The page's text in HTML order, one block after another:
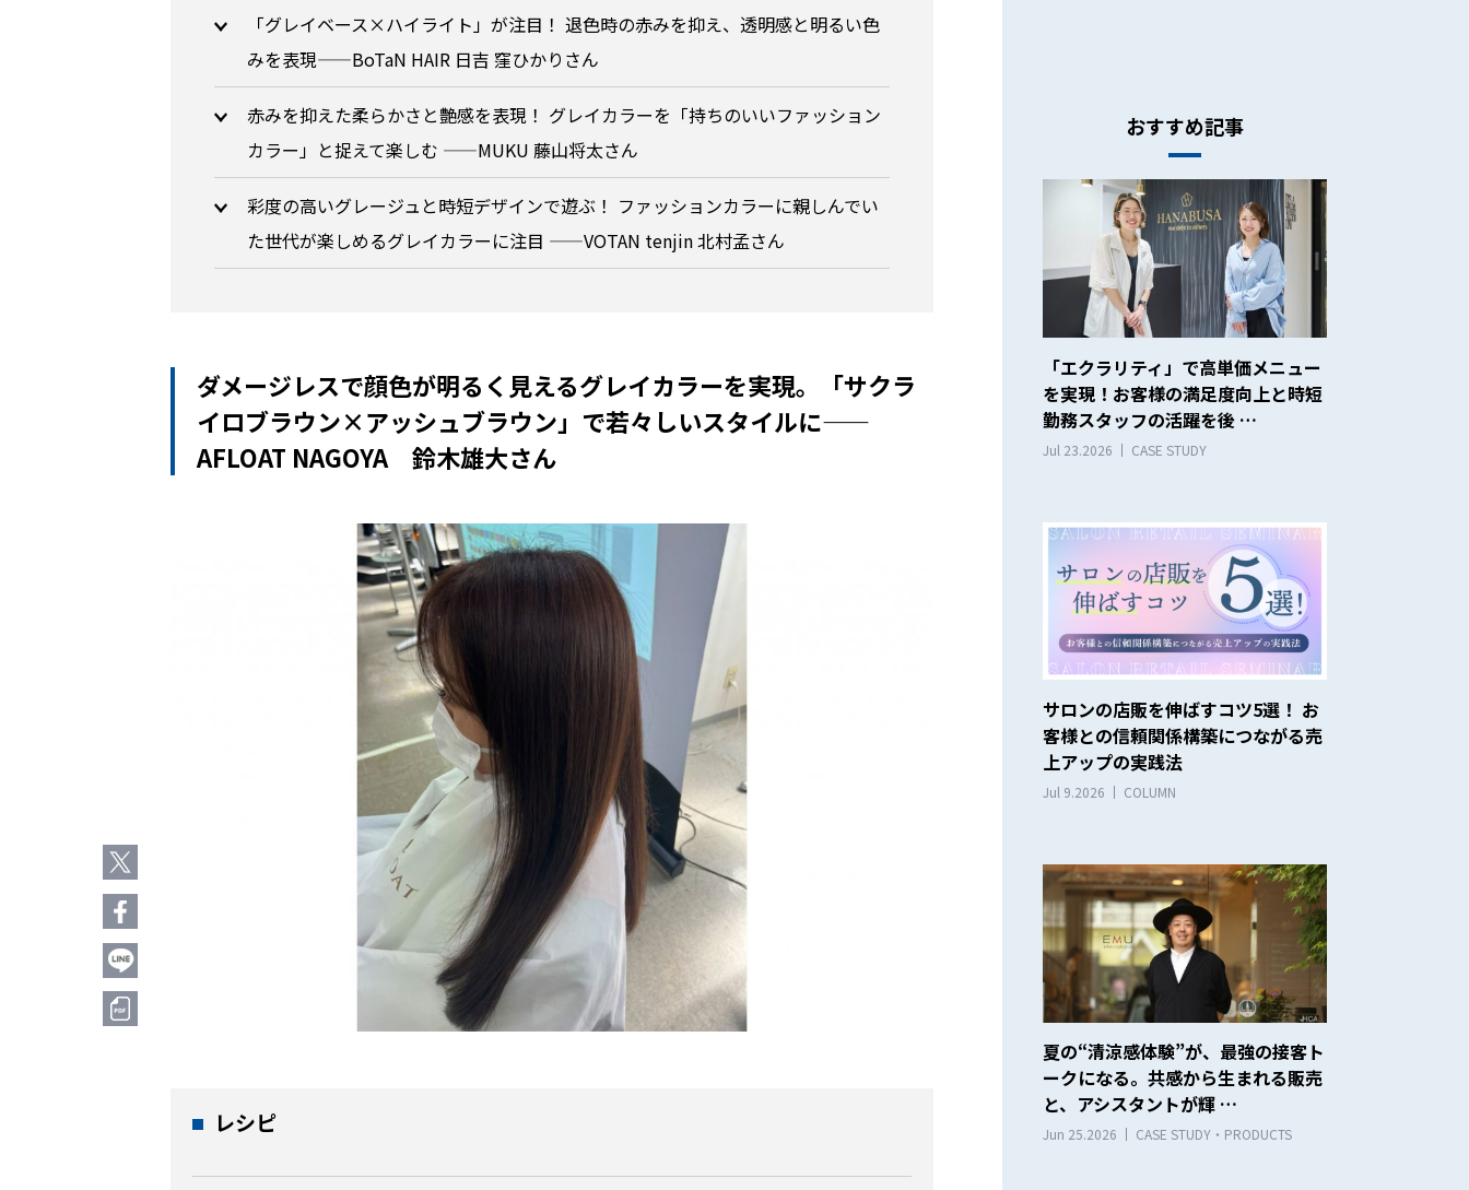
「グレイベース×ハイライト」が注目！ 退色時の赤みを抑え、透明感と明るい色
みを表現——BoTaN HAIR 日吉 窪ひかりさん
赤みを抑えた柔らかさと艶感を表現！ グレイカラーを「持ちのいいファッション
カラー」と捉えて楽しむ ——MUKU 藤山将太さん
彩度の高いグレージュと時短デザインで遊ぶ！ ファッションカラーに親しんでい
た世代が楽しめるグレイカラーに注目 ——VOTAN tenjin 北村孟さん
ダメージレスで顔色が明るく見えるグレイカラーを実現。「サクラ
イロブラウン×アッシュブラウン」で若々しいスタイルに——
AFLOAT NAGOYA 鈴木雄大さん
レシピ
おすすめ記事
「エクラリティ」で高単価メニュー
を実現！お客様の満足度向上と時短
勤務スタッフの活躍を後 …
Jul 23.2026 CASE STUDY
サロンの店販を伸ばすコツ5選！ お
客様との信頼関係構築につながる売
上アップの実践法
Jul 9.2026 COLUMN
夏の“清涼感体験”が、最強の接客ト
ークになる。共感から生まれる販売
と、アシスタントが輝 …
Jun 25.2026 CASE STUDY・PRODUCTS